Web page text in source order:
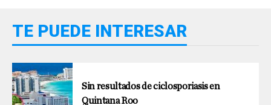
TE PUEDE INTERESAR
Sin resultados de ciclosporiasis en
Quintana Roo